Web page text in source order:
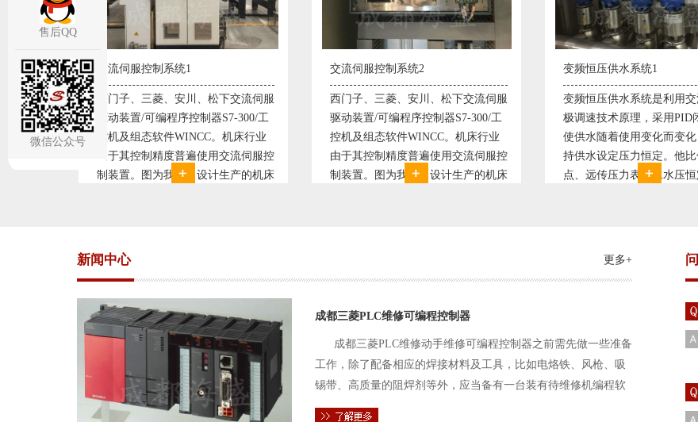
流伺服
300/工
床行业
交流伺服控制系统2
西门子、三菱、安川、松下交流伺服
驱动装置/可编程序控制器S7-300/工
控机及组态软件WINCC。机床行业
由于其控制精度普遍使用交流伺服控
制装置。图为我公司设计生产的机床
变频恒压供水系统1
变频恒压供水系统是利用交流电机无
极调速技术原理，采用PID闭环控制
使供水随着使用变化而变化，从而维
持供水设定压力恒定。他比传统电接
点、远传压力表供水水压恒定，因此
直流调速控制系统1
西门子6RA70直流驱动装
590P直流调速装置/可编程
S7-300，S7-400/工控机及
WINCC 冶金行业由于其控
普遍使用直流驱动装置，
新闻中心 更多+
成都三菱PLC维修可编程控制器
成都三菱PLC维修动手维修可编程控制器之前需先做一些准备
工作，除了配备相应的焊接材料及工具，比如电烙铁、风枪、吸
锡带、高质量的阻焊剂等外，应当备有一台装有待维修机编程软
件的电路及通信电缆。这一是由于待修机常常是从工作系统中拆
售后QQ
微信公众号